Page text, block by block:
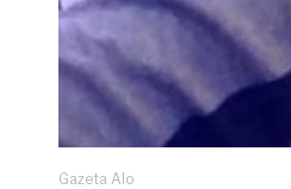
Gazeta Alo